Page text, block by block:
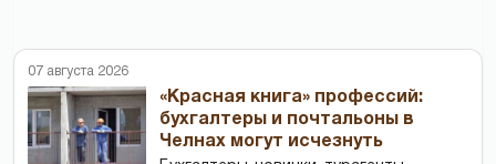
07 августа 2026
«Красная книга» профессий:
бухгалтеры и почтальоны в
Челнах могут исчезнуть